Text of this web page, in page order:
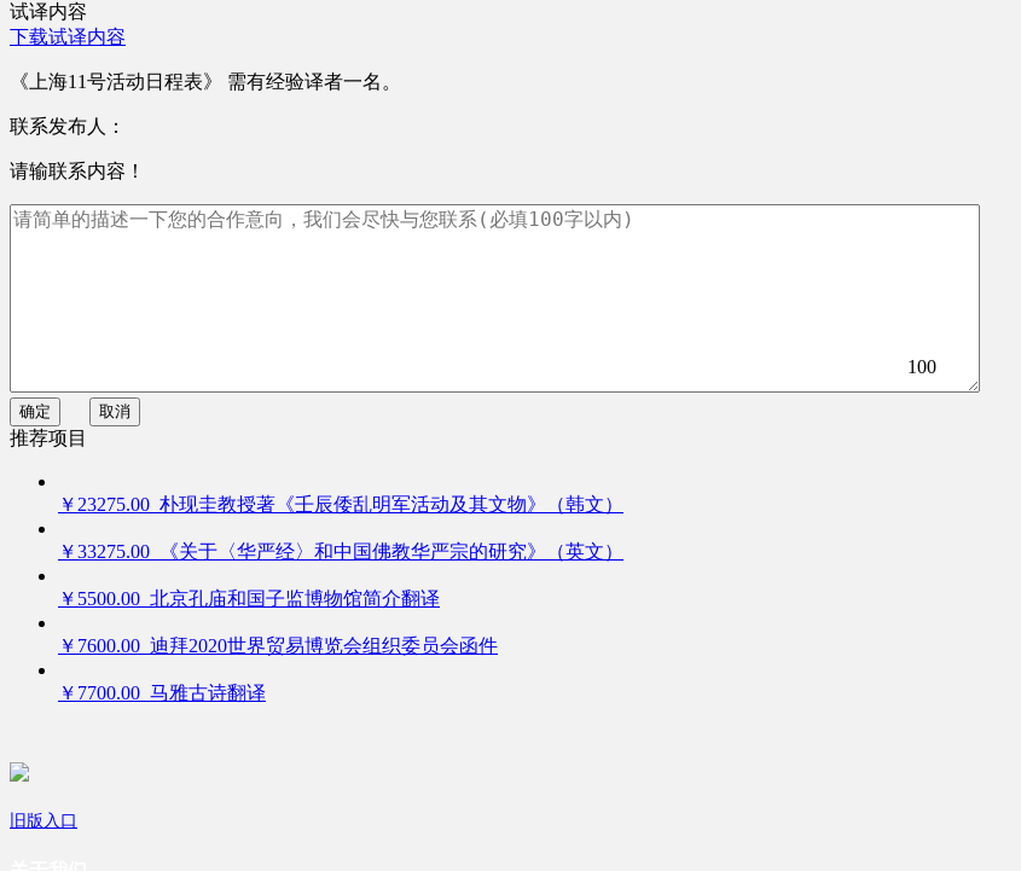
试译内容
下载试译内容
《上海11号活动日程表》 需有经验译者一名。
联系发布人：
请输联系内容！
100
确定 取消
推荐项目
￥23275.00 朴现圭教授著《壬辰倭乱明军活动及其文物》（韩文）
￥33275.00 《关于〈华严经〉和中国佛教华严宗的研究》（英文）
￥5500.00 北京孔庙和国子监博物馆简介翻译
￥7600.00 迪拜2020世界贸易博览会组织委员会函件
￥7700.00 马雅古诗翻译
旧版入口